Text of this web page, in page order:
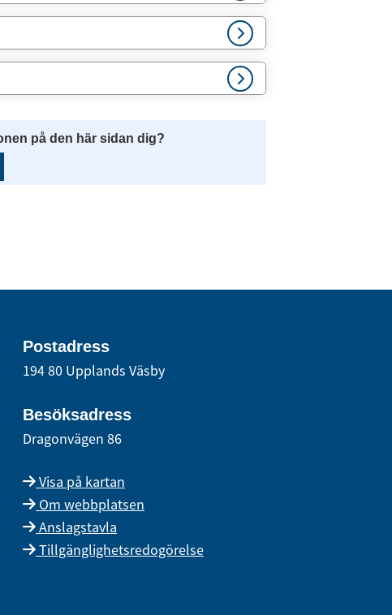
på den här sidan dig?
Postadress
194 80 Upplands Väsby
Besöksadress
Dragonvägen 86
Visa på kartan
Om webbplatsen
Anslagstavla
Tillgänglighetsredogörelse